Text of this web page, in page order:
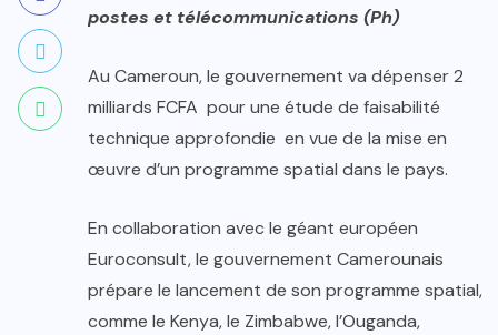
postes et télécommunications (Ph)
Au Cameroun, le gouvernement va dépenser 2
milliards FCFA pour une étude de faisabilité
technique approfondie en vue de la mise en
œuvre d’un programme spatial dans le pays.
En collaboration avec le géant européen
Euroconsult, le gouvernement Camerounais
prépare le lancement de son programme spatial,
comme le Kenya, le Zimbabwe, l’Ouganda,